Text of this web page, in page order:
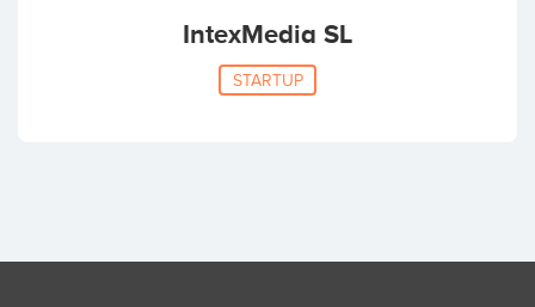
IntexMedia SL
STARTUP